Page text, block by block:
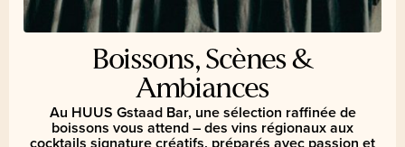
Boissons, Scènes &
Ambiances
Au HUUS Gstaad Bar, une sélection raffinée de
boissons vous attend – des vins régionaux aux
cocktails signature créatifs, préparés avec passion et